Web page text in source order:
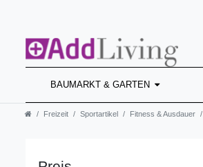
BAUMARKT & GARTEN
Freizeit Sportartikel Fitness & Ausdauer